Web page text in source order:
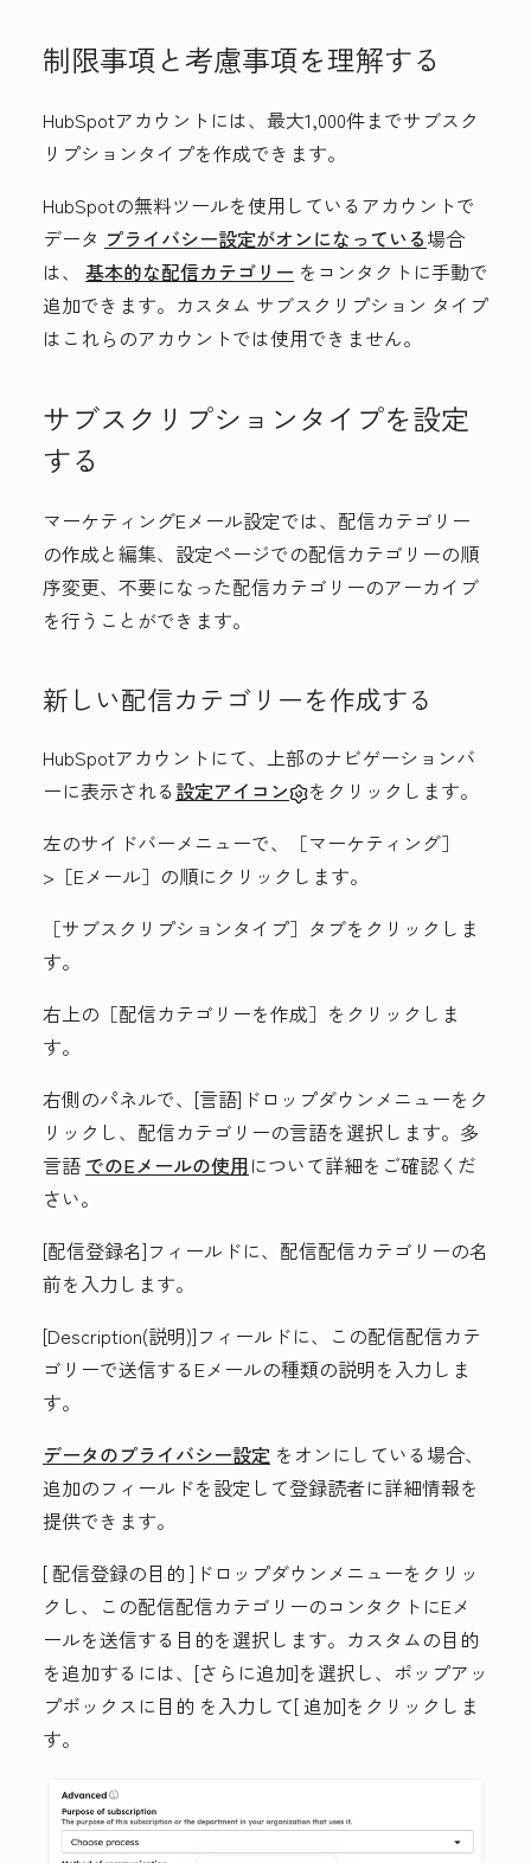
制限事項と考慮事項を理解する
HubSpotアカウントには、最大1,000件までサブスク
リプションタイプを作成できます。
HubSpotの無料ツールを使用しているアカウントで
データ プライバシー設定がオンになっている場合
は、 基本的な配信カテゴリー をコンタクトに手動で
追加できます。カスタム サブスクリプション タイプ
はこれらのアカウントでは使用できません。
サブスクリプションタイプを設定
する
マーケティングEメール設定では、配信カテゴリー
の作成と編集、設定ページでの配信カテゴリーの順
序変更、不要になった配信カテゴリーのアーカイブ
を行うことができます。
新しい配信カテゴリーを作成する
HubSpotアカウントにて、上部のナビゲーションバ
ーに表示される設定アイコン
をクリックします。
左のサイドバーメニューで、［マーケティング］
>［Eメール］ の順にクリックします。
［サブスクリプションタイプ］ タブをクリックしま
す。
右上の［配信カテゴリーを作成］ をクリックしま
す。
右側のパネルで、[言語]ドロップダウンメニューをク
リックし、配信カテゴリーの言語を選択します。多
言語 でのEメールの使用について詳細をご確認くだ
さい。
[配信登録名]フィールドに、配信配信カテゴリーの名
前を入力します。
[Description(説明)]フィールドに、この配信配信カテ
ゴリーで送信するEメールの種類の説明を入力しま
す。
データのプライバシー設定 をオンにしている場合、
追加のフィールドを設定して登録読者に詳細情報を
提供できます。
[ 配信登録の目的 ]ドロップダウンメニューをクリッ
クし、この配信配信カテゴリーのコンタクトにEメ
ールを送信する 目的を選択します。カスタムの目的
を追加するには、[さらに追加]を選択し、ポップアッ
プボックスに 目的 を入力して[追加]をクリックしま
す。